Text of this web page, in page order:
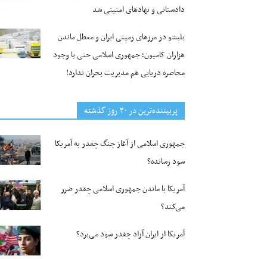
دادستانی و نهادهای امنیتی شد
بلبشو در مرزهای زمینی ایران و معطل ماندن
هزاران کامیون؛ جمهوری اسلامی حتی با وجود
محاصره دریایی هم مدیریت بحران ندارد!
پربیننده‌ترین‌ در ۳۰ روز گذشته
جمهوری اسلامی از آغاز جنگ چقدر به آمریکا
سود رسانده؟
آمریکا با ماندن جمهوری اسلامی چقدر ضرر
می‌کند؟
آمریکا از ایران آزاد چقدر سود می‌برد؟